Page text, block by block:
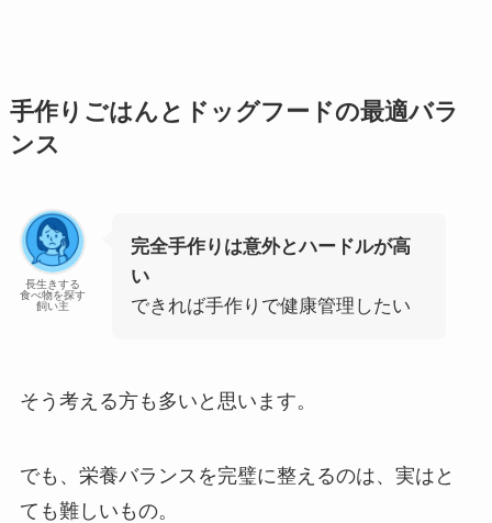
手作りごはんとドッグフードの最適バラ
ンス
長生きする
食べ物を探す
飼い主
完全手作りは意外とハードルが高
い
できれば手作りで健康管理したい
そう考える方も多いと思います。
でも、栄養バランスを完璧に整えるのは、実はと
ても難しいもの。